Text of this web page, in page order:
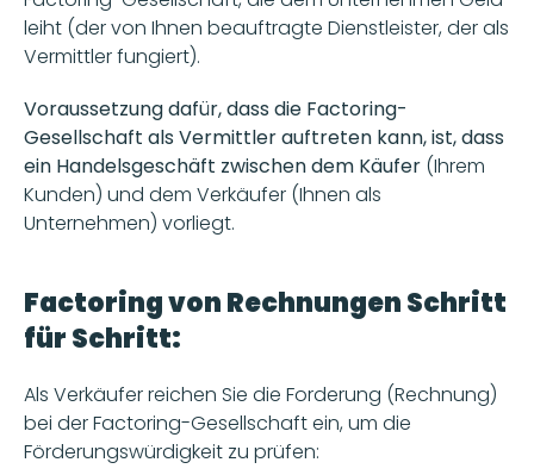
leiht (der von Ihnen beauftragte Dienstleister, der als
Vermittler fungiert).
Voraussetzung dafür, dass die Factoring-
Gesellschaft als Vermittler auftreten kann, ist, dass
ein Handelsgeschäft zwischen dem Käufer (Ihrem
Kunden) und dem Verkäufer (Ihnen als
Unternehmen) vorliegt.
Factoring von Rechnungen Schritt
für Schritt:
Als Verkäufer reichen Sie die Forderung (Rechnung)
bei der Factoring-Gesellschaft ein, um die
Förderungswürdigkeit zu prüfen: